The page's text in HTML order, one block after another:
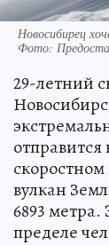
Новосибирец
Фото:
29-летний
вулкан
6893
пределе